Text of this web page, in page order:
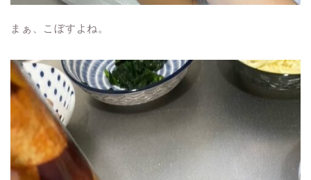
まぁ、こぼすよね。